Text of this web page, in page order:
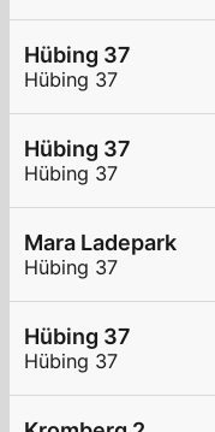
Hübing 37
Hübing 37
Hübing 37
Hübing 37
Mara Ladepark
Hübing 37
Hübing 37
Hübing 37